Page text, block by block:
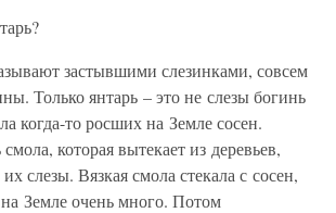
застывшими слезинками, совсем
Только янтарь – это не слезы богинь
когда-то росших на Земле сосен.
которая вытекает из деревьев,
слезы. Вязкая смола стекала с сосен,
Земле очень много. Потом